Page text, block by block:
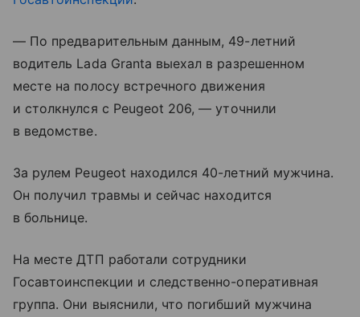
— По предварительным данным, 49-летний
водитель Lada Granta выехал в разрешенном
месте на полосу встречного движения
и столкнулся с Peugeot 206, — уточнили
в ведомстве.
За рулем Peugeot находился 40-летний мужчина.
Он получил травмы и сейчас находится
в больнице.
На месте ДТП работали сотрудники
Госавтоинспекции и следственно-оперативная
группа. Они выяснили, что погибший мужчина